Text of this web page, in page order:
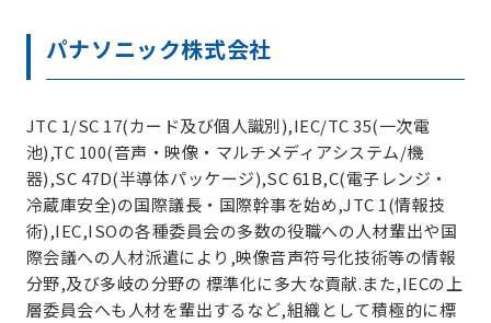
パナソニック株式会社
JTC 1/SC 17(カード及び個人識別),IEC/TC 35(一次電
池),TC 100(音声・映像・マルチメディアシステム/機
器),SC 47D(半導体パッケージ),SC 61B,C(電子レンジ・
冷蔵庫安全)の国際議長・国際幹事を始め,JTC 1(情報技
術),IEC,ISOの各種委員会の多数の役職への人材輩出や国
際会議への人材派遣により,映像音声符号化技術等の情報
分野,及び多岐の分野の 標準化に多大な貢献.また,IECの上
層委員会へも人材を輩出するなど,組織として積極的に標